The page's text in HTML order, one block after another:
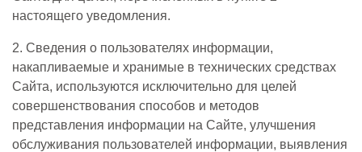
настоящего уведомления.
2. Сведения о пользователях информации,
накапливаемые и хранимые в технических средствах
Сайта, используются исключительно для целей
совершенствования способов и методов
представления информации на Сайте, улучшения
обслуживания пользователей информации, выявления